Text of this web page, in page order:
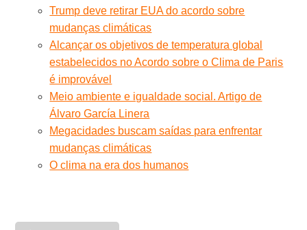
Trump deve retirar EUA do acordo sobre
mudanças climáticas
Alcançar os objetivos de temperatura global
estabelecidos no Acordo sobre o Clima de Paris
é improvável
Meio ambiente e igualdade social. Artigo de
Álvaro García Linera
Megacidades buscam saídas para enfrentar
mudanças climáticas
O clima na era dos humanos